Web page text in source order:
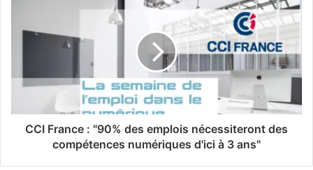
CCI France : "90% des emplois nécessiteront des
compétences numériques d'ici à 3 ans"